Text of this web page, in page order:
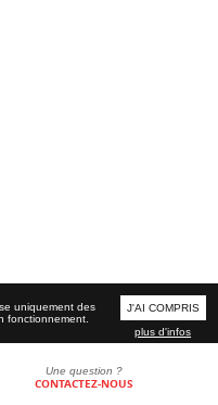
Une question ?
CONTACTEZ-NOUS
uniquement des
fonctionnement.
J'AI COMPRIS
plus d'infos